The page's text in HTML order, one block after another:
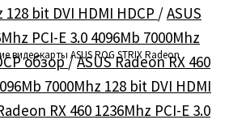
видеокарты ASUS ROG STRIX Radeon
128 bit DVI HDMI HDCP /ASUS
PCI-E 3.0 4096Mb 7000Mhz
обзор/ASUS Radeon RX 460
7000Mhz 128 bit DVI HDMI
RX 460 1236Mhz PCI-E 3.0